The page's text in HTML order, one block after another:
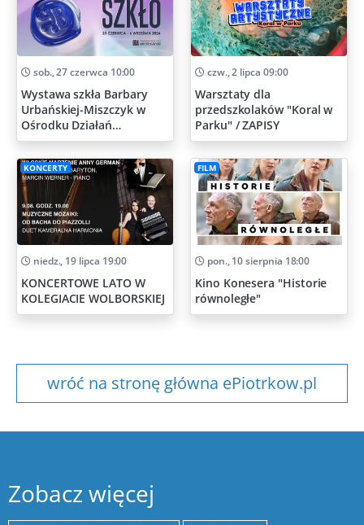
sob., 27 czerwca 10:00
Wystawa szkła Barbary
Urbańskiej-Miszczyk w
Ośrodku Działań
Artystycznych
czw., 2 lipca 09:00
Warsztaty dla
przedszkolaków "Koral w
Parku" / ZAPISY
KONCERTY
niedz., 19 lipca 19:00
KONCERTOWE LATO W
KOLEGIACIE WOLBORSKIEJ
FILM
pon., 10 sierpnia 18:00
Kino Konesera "Historie
równoległe"
wróć na stronę główna ePiotrkow.pl
Zobacz więcej